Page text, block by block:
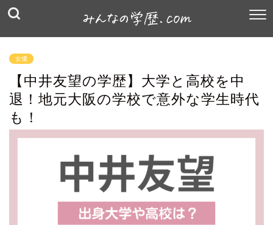
女優
【中井友望の学歴】大学と高校を中
退！地元大阪の学校で意外な学生時代
も！